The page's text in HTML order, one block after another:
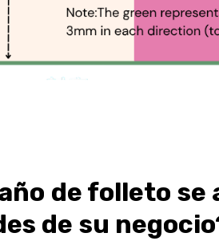
de folleto se
de su